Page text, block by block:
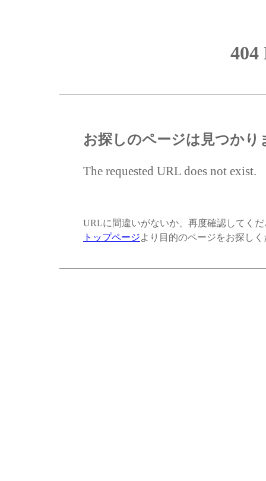
404
お探しのページは見つかり
The requested URL does not exist.
URLに間違いがないか、再度確認してく
トップページより目的のページをお探し